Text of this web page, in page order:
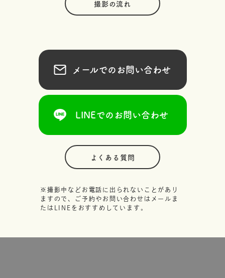
撮影の流れ
メールでのお問い合わせ
LINEでのお問い合わせ
よくある質問
※撮影中などお電話に出られないことがあり
ますので、ご予約やお問い合わせはメールま
たはLINEをおすすめしています。